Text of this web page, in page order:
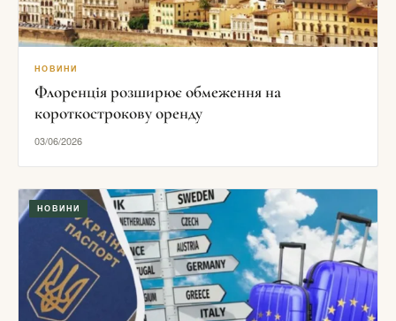
НОВИНИ
Флоренція розширює обмеження на
короткострокову оренду
03/06/2026
НОВИНИ